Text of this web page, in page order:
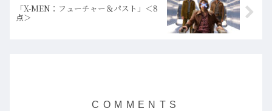
「X-MEN：フューチャー＆パスト」＜8
点＞